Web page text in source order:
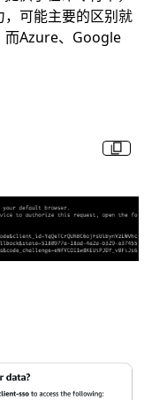
可能主要的区别就
而Azure、Google